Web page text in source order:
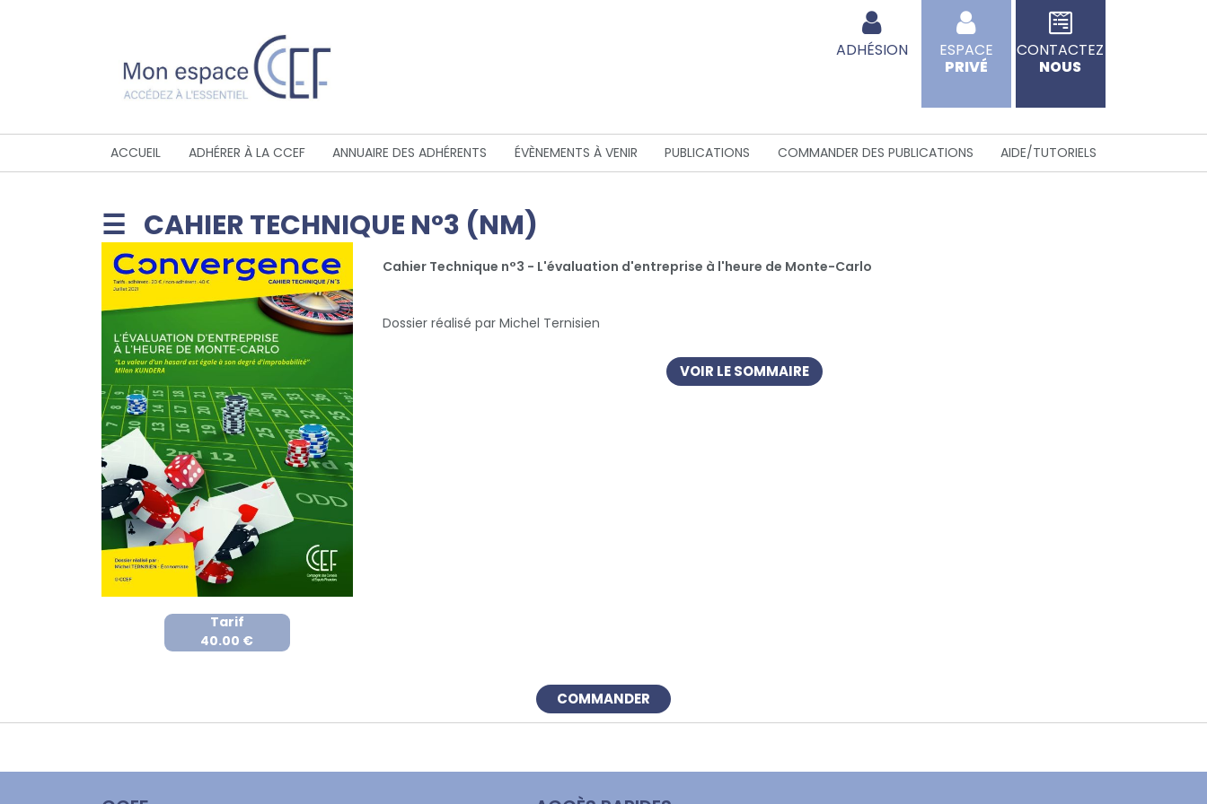
ADHÉSION
ESPACE
PRIVÉ
CONTACTEZ
NOUS
ACCUEIL ADHÉRER À LA CCEF ANNUAIRE DES ADHÉRENTS ÉVÈNEMENTS À VENIR PUBLICATIONS COMMANDER DES PUBLICATIONS AIDE/TUTORIELS
CAHIER TECHNIQUE N°3 (NM)
Tarif
40.00 €
Cahier Technique n°3 - L'évaluation d'entreprise à l'heure de Monte-Carlo
Dossier réalisé par Michel Ternisien
VOIR LE SOMMAIRE
COMMANDER